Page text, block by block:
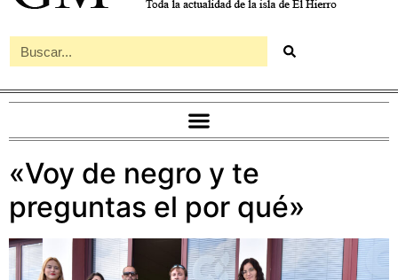
«Voy de negro y te
preguntas el por qué»